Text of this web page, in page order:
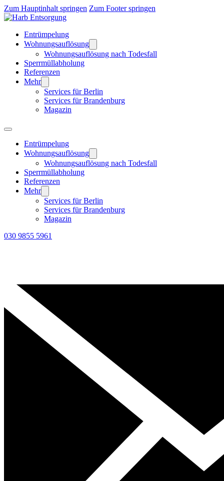
Zum Hauptinhalt springen Zum Footer springen
Entrümpelung
Wohnungsauflösung
Wohnungsauflösung nach Todesfall
Sperrmüllabholung
Referenzen
Mehr
Services für Berlin
Services für Brandenburg
Magazin
Entrümpelung
Wohnungsauflösung
Wohnungsauflösung nach Todesfall
Sperrmüllabholung
Referenzen
Mehr
Services für Berlin
Services für Brandenburg
Magazin
030 9855 5961